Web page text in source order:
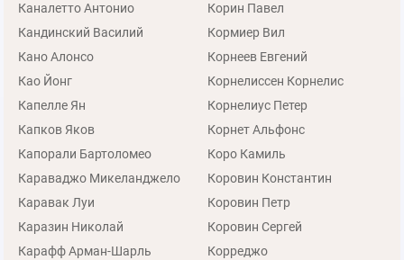
Каналетто Антонио
Кандинский Василий
Кано Алонсо
Као Йонг
Капелле Ян
Капков Яков
Капорали Бартоломео
Караваджо Микеланджело
Каравак Луи
Каразин Николай
Карафф Арман-Шарль
Корин Павел
Кормиер Вил
Корнеев Евгений
Корнелиссен Корнелис
Корнелиус Петер
Корнет Альфонс
Коро Камиль
Коровин Константин
Коровин Петр
Коровин Сергей
Корреджо